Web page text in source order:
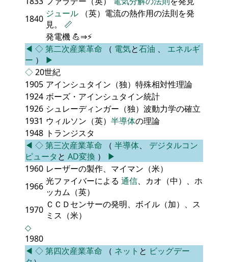
1840 ジュール （英）電流の熱作用の法則を発
見。 📏
発電機 💪⇒⚡
◀ ◇第二次産業革命 （ 電気と石油 、 エネルギ
ー ） ▶
◇20世紀
1905 アインシュタイン（独）特殊相対性理論
1924 ボーズ・アインシュタイン統計
1926 シュレーディンガー（独）波動力学の確立
1931 ウィルソン（英） 半導体の理論
1948 トランジスタ
◀ ◇第三次産業革命 （ 半導体、 デジタルコン
ピュータ と AD変換 ） ▶
1960 レーザーの製作、マイマン（米）
1966 光ファイバーによる 通信、カオ（中）、ホ
ッカム（英）
1970 ＣＣＤセンサーの発明、ボイル（加）、ス
ミス（米）
◇
1980
◀ ◇第四次産業革命 （ ネット と ビッグデー